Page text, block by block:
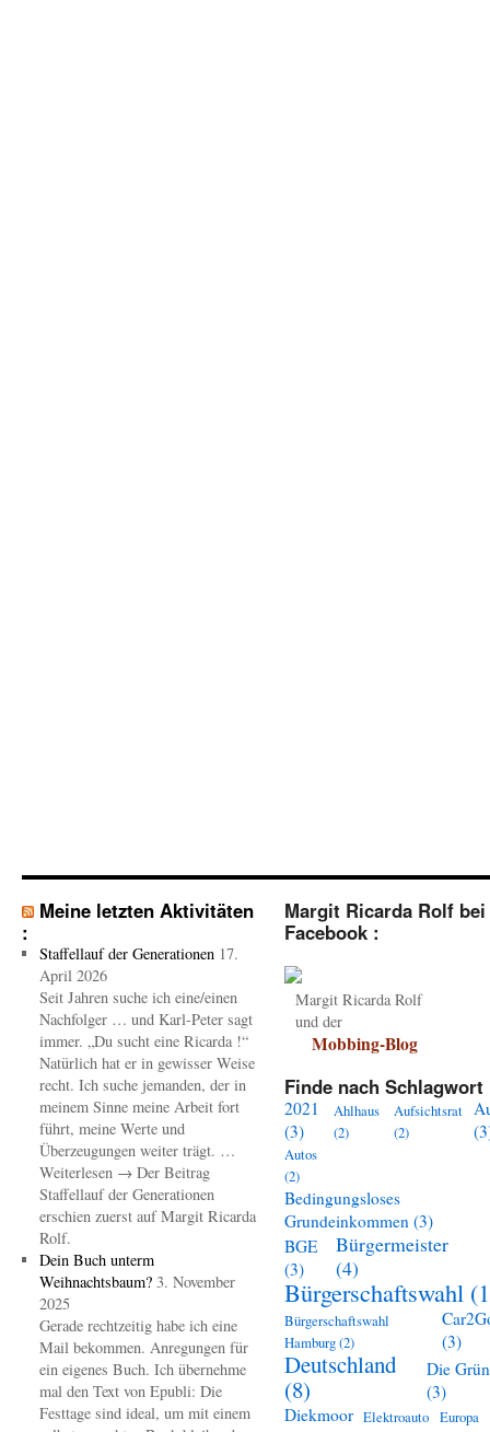
Meine letzten Aktivitäten
:
Staffellauf der Generationen 17.
April 2026
Seit Jahren suche ich eine/einen
Nachfolger … und Karl-Peter sagt
immer. „Du sucht eine Ricarda !“
Natürlich hat er in gewisser Weise
recht. Ich suche jemanden, der in
meinem Sinne meine Arbeit fort
führt, meine Werte und
Überzeugungen weiter trägt. …
Weiterlesen → Der Beitrag
Staffellauf der Generationen
erschien zuerst auf Margit Ricarda
Rolf.
Dein Buch unterm
Weihnachtsbaum? 3. November
2025
Gerade rechtzeitig habe ich eine
Mail bekommen. Anregungen für
ein eigenes Buch. Ich übernehme
mal den Text von Epubli: Die
Festtage sind ideal, um mit einem
Margit Ricarda Rolf bei
Facebook :
Margit Ricarda Rolf
und der
Mobbing-Blog
Finde nach Schlagwort
2021
(3)
Ahlhaus
(2)
Aufsichtsrat
(2)
Autos
(2)
Bedingungsloses
Grundeinkommen (3)
BGE
(3)
Bürgermeister
(4)
Bürgerschaftswahl
Bürgerschaftswahl
Hamburg(2)
(3)
Deutschland
(8)
Die
(3)
Diekmoor Elektroauto Europa